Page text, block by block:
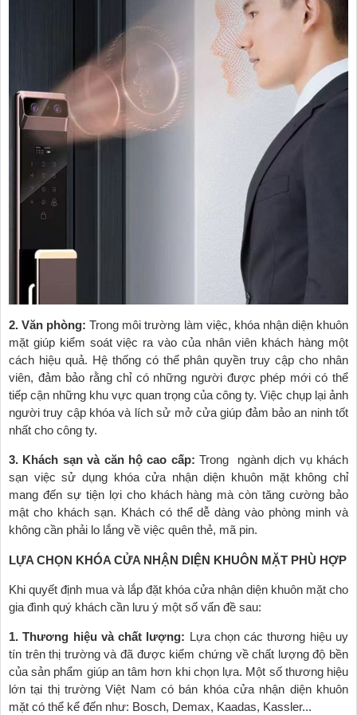
2. Văn phòng: Trong môi trường làm việc, khóa nhận diện khuôn
mặt giúp kiểm soát việc ra vào của nhân viên khách hàng một
cách hiệu quả. Hệ thống có thể phân quyền truy cập cho nhân
viên, đảm bảo rằng chỉ có những người được phép mới có thể
tiếp cận những khu vực quan trọng của công ty. Việc chụp lại ảnh
người truy cập khóa và lích sử mở cửa giúp đảm bảo an ninh tốt
nhất cho công ty.
3. Khách sạn và căn hộ cao cấp: Trong ngành dịch vụ khách
sạn việc sử dụng khóa cửa nhận diện khuôn mặt không chỉ
mang đến sự tiện lợi cho khách hàng mà còn tăng cường bảo
mật cho khách sạn. Khách có thể dễ dàng vào phòng minh và
không cần phải lo lắng về việc quên thẻ, mã pin.
LỰA CHỌN KHÓA CỬA NHẬN DIỆN KHUÔN MẶT PHÙ HỢP
Khi quyết định mua và lắp đặt khóa cửa nhận diện khuôn mặt cho
gia đình quý khách cần lưu ý một số vấn đề sau:
1. Thương hiệu và chất lượng: Lựa chọn các thương hiệu uy
tín trên thị trường và đã được kiểm chứng về chất lượng độ bền
của sản phẩm giúp an tâm hơn khi chọn lựa. Một số thương hiệu
lớn tại thị trường Việt Nam có bán khóa cửa nhận diện khuôn
mặt có thể kể đến như: Bosch, Demax, Kaadas, Kassler...